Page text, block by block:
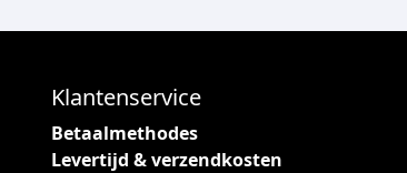
Klantenservice
Betaalmethodes
Levertijd & verzendkosten